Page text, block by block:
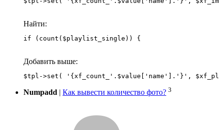
Найти:
if (count($playlist_single)) {
Добавить выше:
Numpadd Как вывести количество фото? 3